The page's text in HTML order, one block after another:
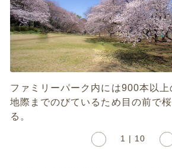
ファミリーパーク内には900本以
地際までのびているため目の前で
る。
1 | 10